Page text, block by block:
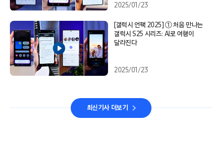
2025/01/23
[갤럭시 언팩 2025] ① 처음 만나는
갤럭시 S25 시리즈: AI로 여행이
달라진다
2025/01/23
최신기사 더보기